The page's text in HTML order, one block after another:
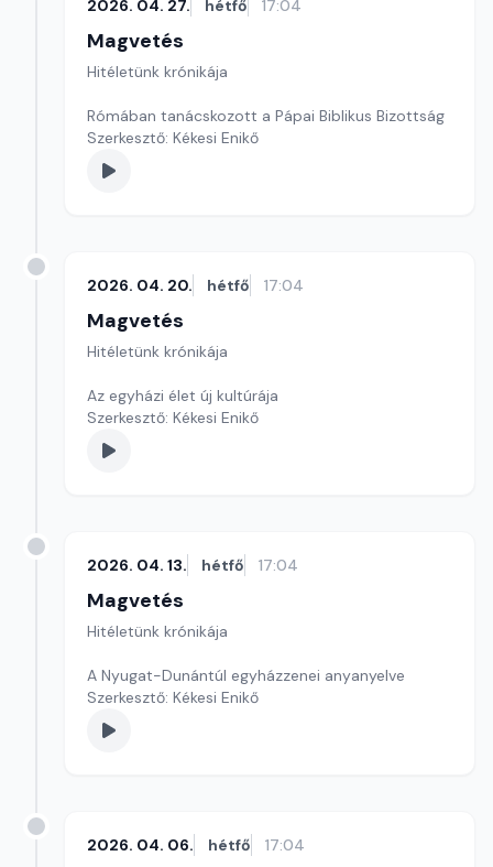
2026. 04. 27. hétfő 17:04
Magvetés
Hitéletünk krónikája
Rómában tanácskozott a Pápai Biblikus Bizottság
Szerkesztő: Kékesi Enikő
2026. 04. 20. hétfő 17:04
Magvetés
Hitéletünk krónikája
Az egyházi élet új kultúrája
Szerkesztő: Kékesi Enikő
2026. 04. 13. hétfő 17:04
Magvetés
Hitéletünk krónikája
A Nyugat-Dunántúl egyházzenei anyanyelve
Szerkesztő: Kékesi Enikő
2026. 04. 06. hétfő 17:04